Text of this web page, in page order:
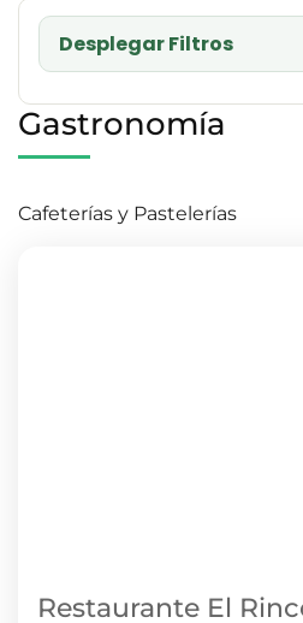
Desplegar Filtros
Gastronomía
Cafeterías y Pastelerías
Restaurante El